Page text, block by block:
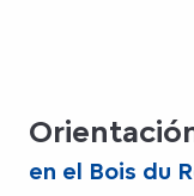
en el Bois du